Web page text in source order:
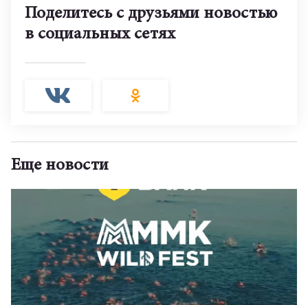
Поделитесь с друзьями новостью
в социальных сетях
Еще новости